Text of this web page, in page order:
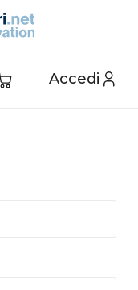
Accedi